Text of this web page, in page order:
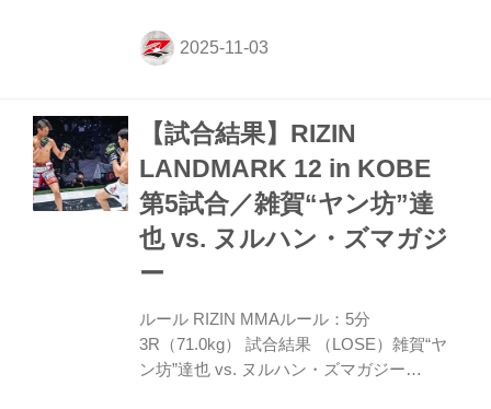
ROUND 1 両者サウスポーで金太郎が左カ
ーフキックを当てていく。右ミドルを挟ん
ン。上で固めるユンフォンだが、金太郎は
ユンフォンをタップさせ勝利した 勝利者コ
メント 「久々に勝ちました、ありがとうご
ざいます。勝つまでやってよかったです。
普段から応援してくれるスポンサーのみな
さんや家族、AT...
【試合結果】RIZIN
LANDMARK 12 in KOBE
第5試合／雑賀“ヤン坊”達
也 vs. ヌルハン・ズマガジ
ー
ルール RIZIN MMAルール：5分
3R（71.0kg） 試合結果 （LOSE）雑賀“ヤ
ン坊”達也 vs. ヌルハン・ズマガジー